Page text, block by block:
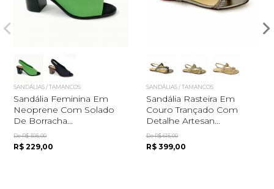
Quero me cadastrar
SANDÁLIAS / TAMANCOS
Sandália Feminina Em
Neoprene Com Solado
De Borracha...
De R$ 305,00
R$ 229,00
SANDÁLIAS / TAMANCOS
Sandália Rasteira Em
Couro Trançado Com
Detalhe Artesan...
De R$ 615,00
R$ 399,00